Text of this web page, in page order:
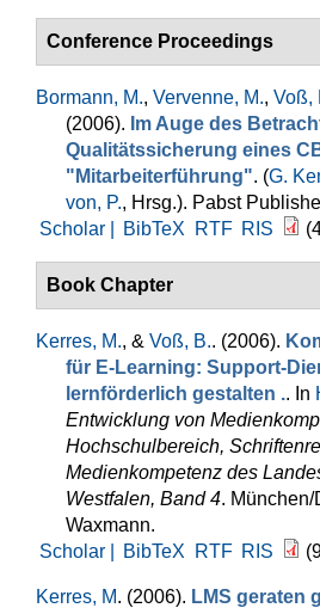
Conference Proceedings
Bormann, M., Vervenne, M., Voß,
(2006). Im Auge des
Qualitätssicherung eines
"Mitarbeiterführung". (G.
von, P., Hrsg.). Pabst
Scholar |
BibTeX RTF RIS
Book Chapter
Kerres, M., & Voß, B.. (2006).
für E-Learning: Support-
lernförderlich gestalten .. In
Entwicklung von
Hochschulbereich,
Medienkompetenz des
Westfalen, Band 4. München/
Waxmann.
Scholar |
BibTeX RTF RIS
Kerres, M. (2006). LMS geraten